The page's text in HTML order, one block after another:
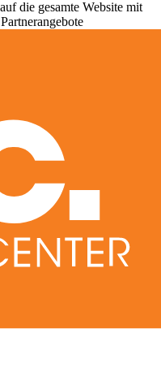
die gesamte Website mit